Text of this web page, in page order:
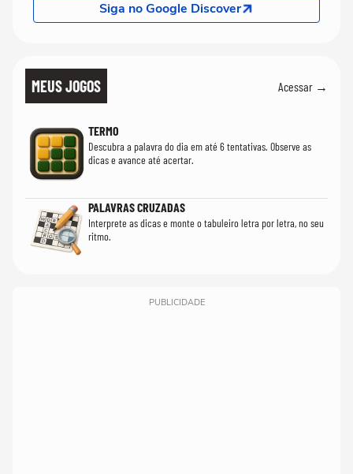
Siga no Google Discover
MEUS JOGOS Acessar →
TERMO
Descubra a palavra do dia em até 6 tentativas. Observe as
dicas e avance até acertar.
PALAVRAS CRUZADAS
Interprete as dicas e monte o tabuleiro letra por letra, no seu
ritmo.
PUBLICIDADE